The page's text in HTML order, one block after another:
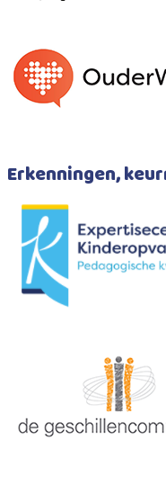
Erkenningen,